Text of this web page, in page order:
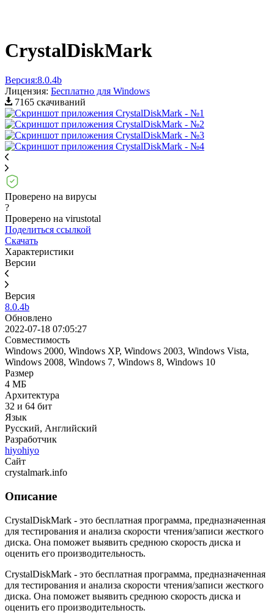
CrystalDiskMark
Версия:8.0.4b
Лицензия: Бесплатно для Windows
7165 скачиваний
Проверено на вирусы
?
Проверено на virustotal
Поделиться ссылкой
Скачать
Характеристики
Версии
Версия
8.0.4b
Обновлено
2022-07-18 07:05:27
Совместимость
Windows 2000, Windows XP, Windows 2003, Windows Vista,
Windows 2008, Windows 7, Windows 8, Windows 10
Размер
4 МБ
Архитектура
32 и 64 бит
Язык
Русский, Английский
Разработчик
hiyohiyo
Сайт
crystalmark.info
Описание
CrystalDiskMark - это бесплатная программа, предназначенная
для тестирования и анализа скорости чтения/записи жесткого
диска. Она поможет выявить среднюю скорость диска и
оценить его производительность.
CrystalDiskMark - это бесплатная программа, предназначенная
для тестирования и анализа скорости чтения/записи жесткого
диска. Она поможет выявить среднюю скорость диска и
оценить его производительность.